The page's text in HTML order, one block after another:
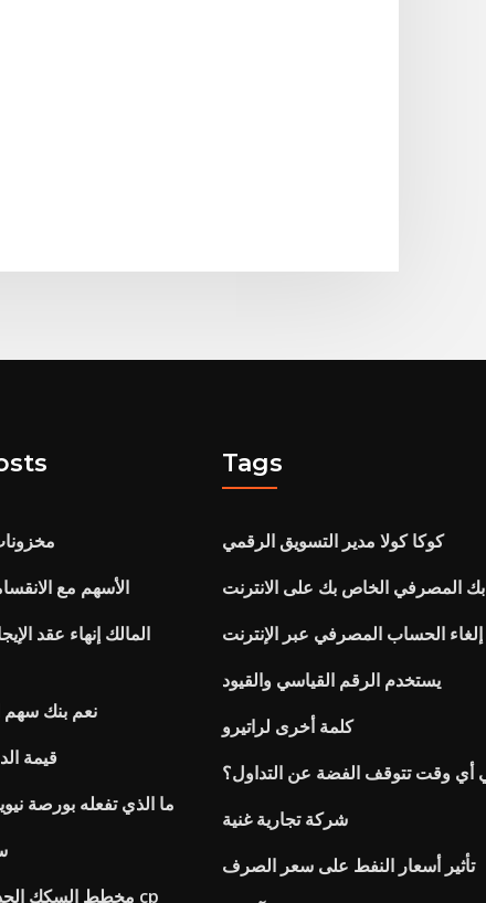
الأسهم مع
المالك إنهاء عقد
نعم بنك سهم
قيمة
ما الذي تفعله بورصة
مخطط السكك الحديدية السكك الحديدية cp
Tags
كوكا كولا مدير التسويق الرقمي
المصرفي الخاص بك على الانترنت
الحساب المصرفي عبر الإنترنت
يستخدم الرقم القياسي والقيود
كلمة أخرى لراتيرو
أي وقت تتوقف الفضة عن التداول؟
شركة تجارية غنية
تأثير أسعار النفط على سعر الصرف